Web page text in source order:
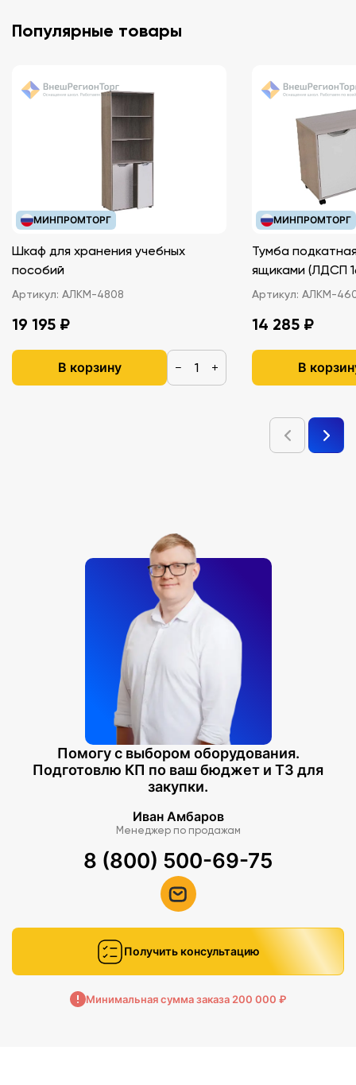
Популярные товары
МИНПРОМТОРГ
Шкаф для хранения учебных
пособий
Артикул: АЛКМ-4808
19 195 ₽
В корзину − +
МИНПРОМТОРГ
Тумба
ящиками
Артикул: АЛКМ-
14 285 ₽
В
Помогу с выбором оборудования.
Подготовлю КП по ваш бюджет и ТЗ для
закупки.
Иван Амбаров
Менеджер по продажам
8 (800) 500-69-75
Получить консультацию
Минимальная сумма заказа 200 000 ₽